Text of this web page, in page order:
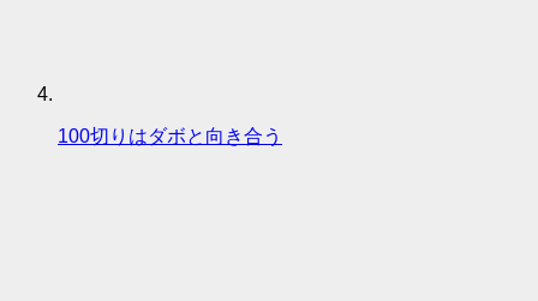
100切りはダボと向き合う